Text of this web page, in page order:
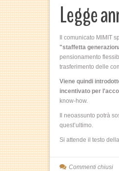
Legge
Il comunicato MIMIT
"staffetta
pensionamento
trasferimento delle
Viene quindi
incentivato per
know-how.
Il neoassunto potrà
quest’ultimo.
Si attende il testo
Commenti chiusi